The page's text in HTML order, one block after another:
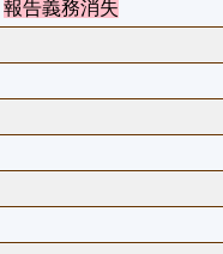
報告義務消失